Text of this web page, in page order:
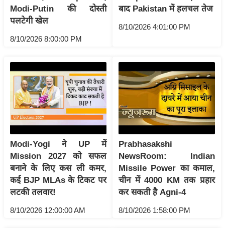
फ
म
रं
न
ग
त
बॉ
ली
वु
ड
हॉ
ली
वु
Modi-Putin की दोस्ती
पलटेगी खेल
8/10/2026 8:00:00 PM
बाद Pakistan में हलचल तेज
8/10/2026 4:01:00 PM
Modi-Yogi ने UP में
Mission 2027 को सफल
बनाने के लिए कस ली कमर,
कई BJP MLAs के टिकट पर
लटकी तलवार!
8/10/2026 12:00:00 AM
Prabhasakshi
NewsRoom: Indian
Missile Power का कमाल,
चीन में 4000 KM तक प्रहार
कर सकती है Agni-4
8/10/2026 1:58:00 PM